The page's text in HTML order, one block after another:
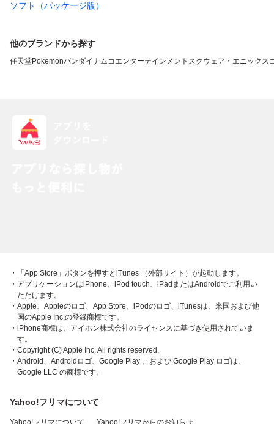
ソフト（パッケージ版）
他のブランドから探す
任天堂Pokemonバンダイナムコエンターテインメント スクウェア・エニックス
・「App Store」ボタンを押すとiTunes （外部サイト）が起動します。
・アプリケーションはiPhone、iPod touch、iPadまたはAndroidでご利用い
ただけます。
・Apple、Appleのロゴ、App Store、iPodのロゴ、iTunesは、米国および他
国のApple Inc.の登録商標です。
・iPhone商標は、アイホン株式会社のライセンスに基づき使用されていま
す。
・Copyright (C) Apple Inc. All rights reserved.
・Android、Androidロゴ、Google Play 、および Google Play ロゴは、
Google LLC の商標です。
Yahoo!フリマについて